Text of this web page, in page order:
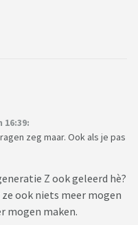
16:39:
zeg maar. Ook als je pas
Z ook geleerd hè?
ook niets meer mogen
mogen maken.